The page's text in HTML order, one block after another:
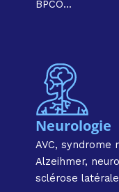
BPCO...
Neurologie
AVC, syndrome
Alzeihmer,
sclérose